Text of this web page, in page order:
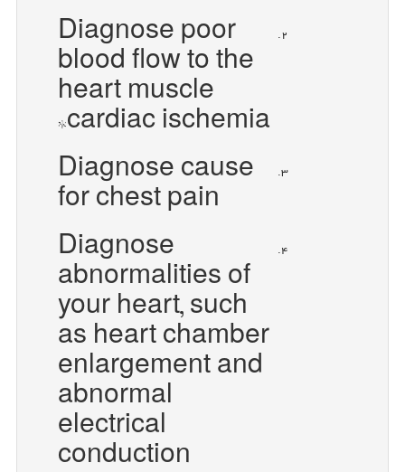
Diagnose poor
blood flow to the
heart muscle
*cardiac ischemia
Diagnose cause
for chest pain
Diagnose
abnormalities of
your heart, such
as heart chamber
enlargement and
abnormal
electrical
conduction